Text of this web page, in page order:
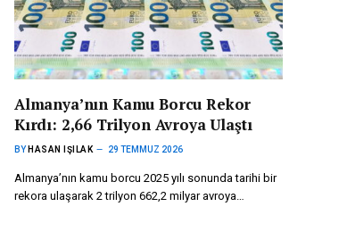
Almanya’nın Kamu Borcu Rekor
Kırdı: 2,66 Trilyon Avroya Ulaştı
BY HASAN IŞILAK 29 TEMMUZ 2026
Almanya’nın kamu borcu 2025 yılı sonunda tarihi bir
rekora ulaşarak 2 trilyon 662,2 milyar avroya…